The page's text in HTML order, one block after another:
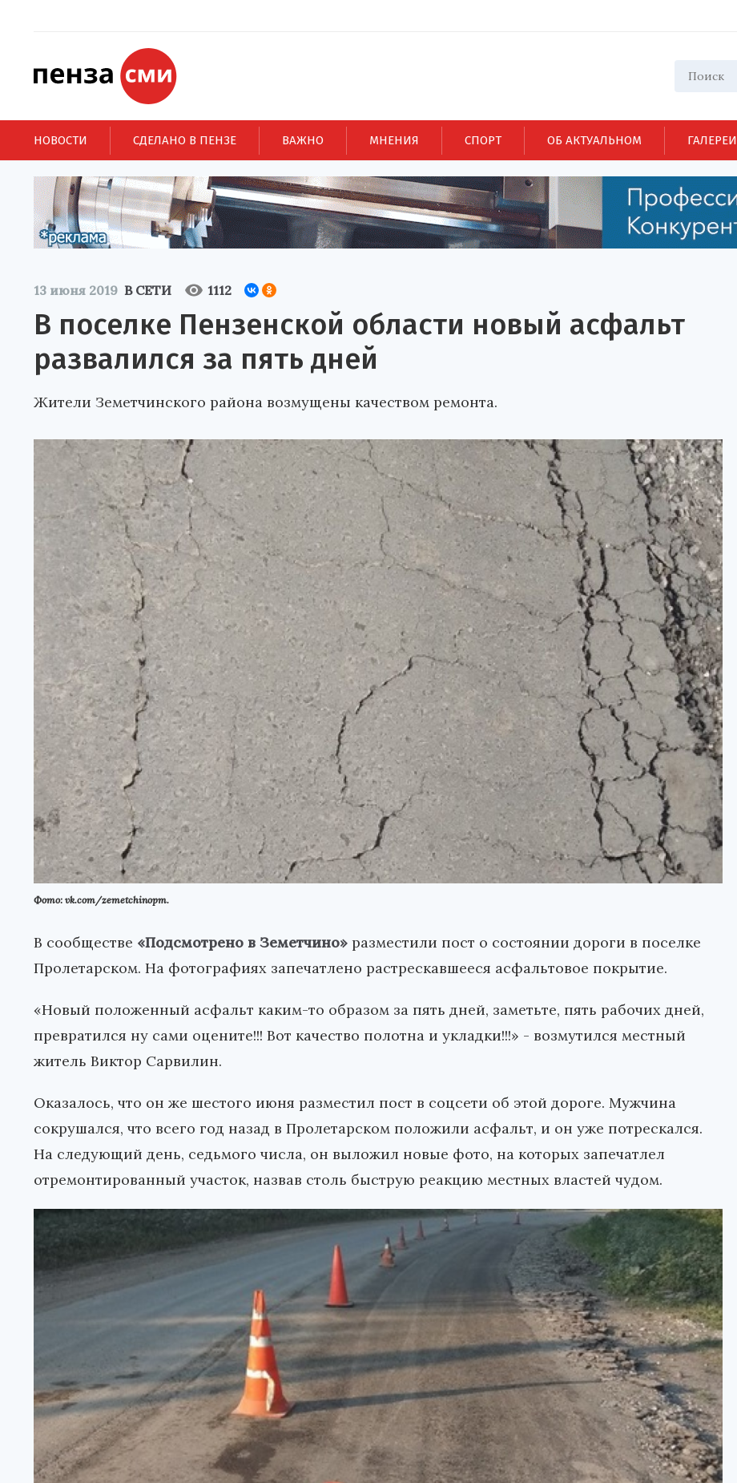
НОВОСТИ СДЕЛАНО В ПЕНЗЕ ВАЖНО МНЕНИЯ СПОРТ ОБ АКТУАЛЬНОМ ГАЛЕРЕИ
13 июня 2019 В СЕТИ 1112
В поселке Пензенской области новый асфальт
развалился за пять дней
Жители Земетчинского района возмущены качеством ремонта.
Фото: vk.com/zemetchinopm.
В сообществе «Подсмотрено в Земетчино» разместили пост о состоянии дороги в поселке
Пролетарском. На фотографиях запечатлено растрескавшееся асфальтовое покрытие.
«Новый положенный асфальт каким-то образом за пять дней, заметьте, пять рабочих дней,
превратился ну сами оцените!!! Вот качество полотна и укладки!!!» - возмутился местный
житель Виктор Сарвилин.
Оказалось, что он же шестого июня разместил пост в соцсети об этой дороге. Мужчина
сокрушался, что всего год назад в Пролетарском положили асфальт, и он уже потрескался.
На следующий день, седьмого числа, он выложил новые фото, на которых запечатлел
отремонтированный участок, назвав столь быструю реакцию местных властей чудом.